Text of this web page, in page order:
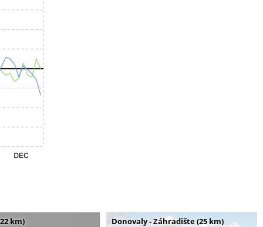
km) Donovaly - Záhradište (25 km)